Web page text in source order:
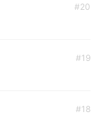
#20
#19
#18